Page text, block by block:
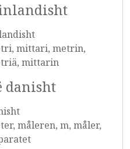
mittari, metrin,
mittarin
danisht
måleren, m, måler,